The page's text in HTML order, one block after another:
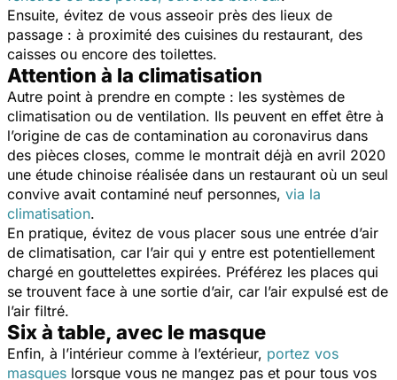
Ensuite, évitez de vous asseoir près des lieux de
passage : à proximité des cuisines du restaurant, des
caisses ou encore des toilettes.
Attention à la climatisation
Autre point à prendre en compte : les systèmes de
climatisation ou de ventilation. Ils peuvent en effet être à
l’origine de cas de contamination au coronavirus dans
des pièces closes, comme le montrait déjà en avril 2020
une étude chinoise réalisée dans un restaurant où un seul
convive avait contaminé neuf personnes, via la
climatisation.
En pratique, évitez de vous placer sous une entrée d’air
de climatisation, car l’air qui y entre est potentiellement
chargé en gouttelettes expirées. Préférez les places qui
se trouvent face à une sortie d’air, car l’air expulsé est de
l’air filtré.
Six à table, avec le masque
Enfin, à l’intérieur comme à l’extérieur, portez vos
masques lorsque vous ne mangez pas et pour tous vos